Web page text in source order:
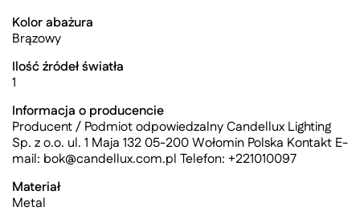
Kolor abażura
Brązowy
Ilość źródeł światła
1
Informacja o producencie
Producent / Podmiot odpowiedzalny Candellux Lighting
Sp. z o.o. ul. 1 Maja 132 05-200 Wołomin Polska Kontakt E-
mail: bok@candellux.com.pl Telefon: +221010097
Materiał
Metal